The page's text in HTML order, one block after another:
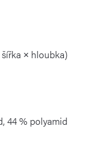
šířka × hloubka)
44 % polyamid